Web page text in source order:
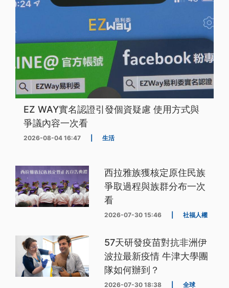
EZ WAY實名認證引發個資疑慮 使用方式與
爭議內容一次看
2026-08-04 16:47 生活
西拉雅族獲核定原住民族
爭取過程與族群分布一次
看
2026-07-30 15:46 社福人權
57天研發疫苗對抗非洲伊
波拉最新疫情 牛津大學團
隊如何辦到？
2026-07-30 18:38 全球